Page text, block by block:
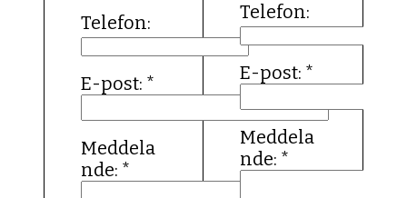
Telefon:
E-post: *
Meddela
nde: *
Telefon:
E-post: *
Meddela
nde: *